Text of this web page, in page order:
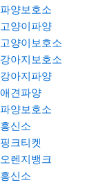
파양보호소
고양이파양
고양이보호소
강아지보호소
강아지파양
애견파양
파양보호소
흥신소
핑크티켓
오렌지뱅크
흥신소